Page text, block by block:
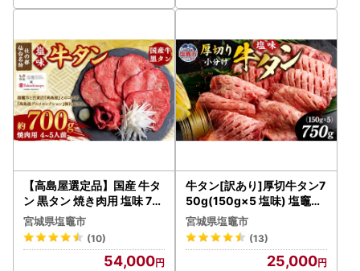
【高島屋選定品】国産 牛タ
ン 黒タン 焼き肉用 塩味 70
0g 塩竈市×高島屋コラボ 宮
城県【04203-0544】 【
高島屋選定品】 【高島屋選
定品】 【高島屋選定品】
宮城県塩竈市
(10)
54,000
牛タン[訳あり]厚切牛タン7
50g(150g×5 塩味) 塩竈市
さとう精肉店
宮城県塩竈市
(13)
25,000